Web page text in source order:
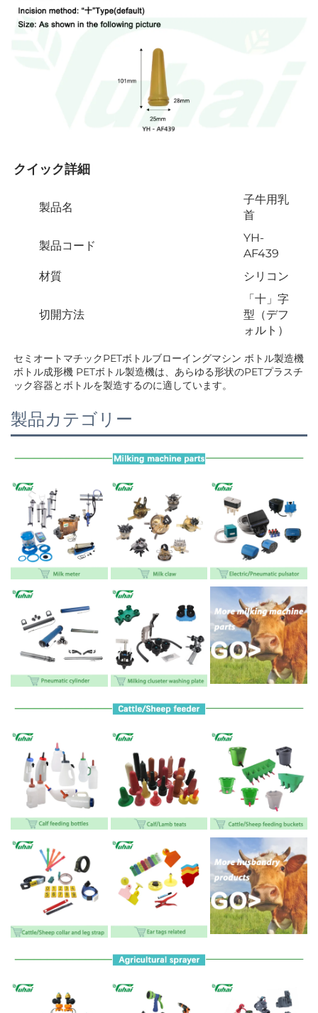
クイック詳細
製品名
子牛用乳
首
製品コード
YH-
AF439
材質
シリコン
切開方法
「十」字
型（デフ
ォルト）
セミオートマチックPETボトルブローイングマシン ボトル製造機
ボトル成形機 PETボトル製造機は、あらゆる形状のPETプラスチ
ック容器とボトルを製造するのに適しています。
製品カテゴリー